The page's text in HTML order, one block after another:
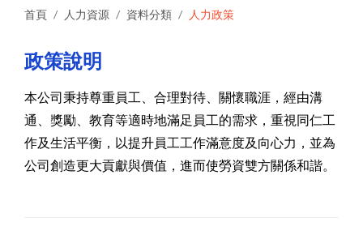
首頁 人力資源 資料分類 人力政策
政策說明
本公司秉持尊重員工、合理對待、關懷職涯，經由溝
通、獎勵、教育等適時地滿足員工的需求，重視同仁工
作及生活平衡，以提升員工工作滿意度及向心力，並為
公司創造更大貢獻與價值，進而使勞資雙方關係和諧。